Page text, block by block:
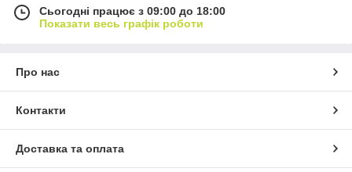
Сьогодні працює з 09:00 до 18:00
Показати весь графік роботи
Про нас
Контакти
Доставка та оплата